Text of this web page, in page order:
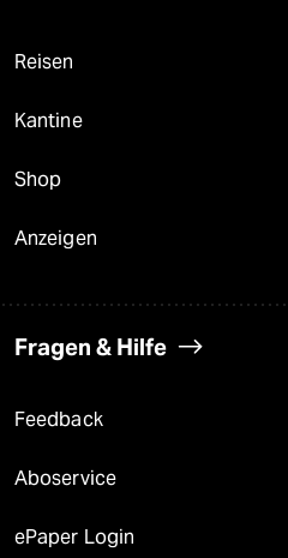
Reisen
Kantine
Shop
Anzeigen
Fragen & Hilfe
Feedback
Aboservice
ePaper Login